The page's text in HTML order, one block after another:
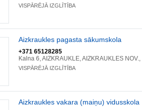
VISPĀRĒJĀ IZGLĪTĪBA
Aizkraukles pagasta sākumskola
+371 65128285
Kalna 6, AIZKRAUKLE, AIZKRAUKLES
VISPĀRĒJĀ IZGLĪTĪBA
Aizkraukles vakara (maiņu) vidusskola